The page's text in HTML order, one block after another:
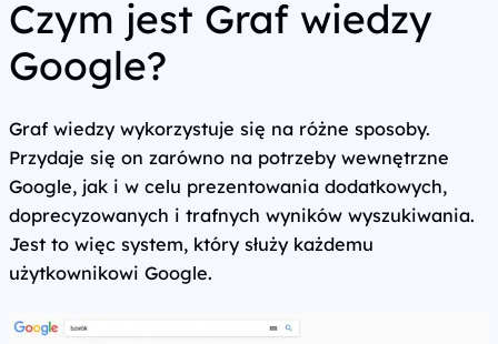
Czym jest Graf wiedzy
Google?
Graf wiedzy wykorzystuje się na różne sposoby.
Przydaje się on zarówno na potrzeby wewnętrzne
Google, jak i w celu prezentowania dodatkowych,
doprecyzowanych i trafnych wyników wyszukiwania.
Jest to więc system, który służy każdemu
użytkownikowi Google.